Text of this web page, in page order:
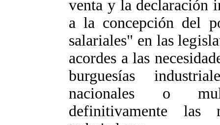
venta y la declaración
a la concepción del
salariales" en las
acordes a las
burguesías
nacionales o
definitivamente las